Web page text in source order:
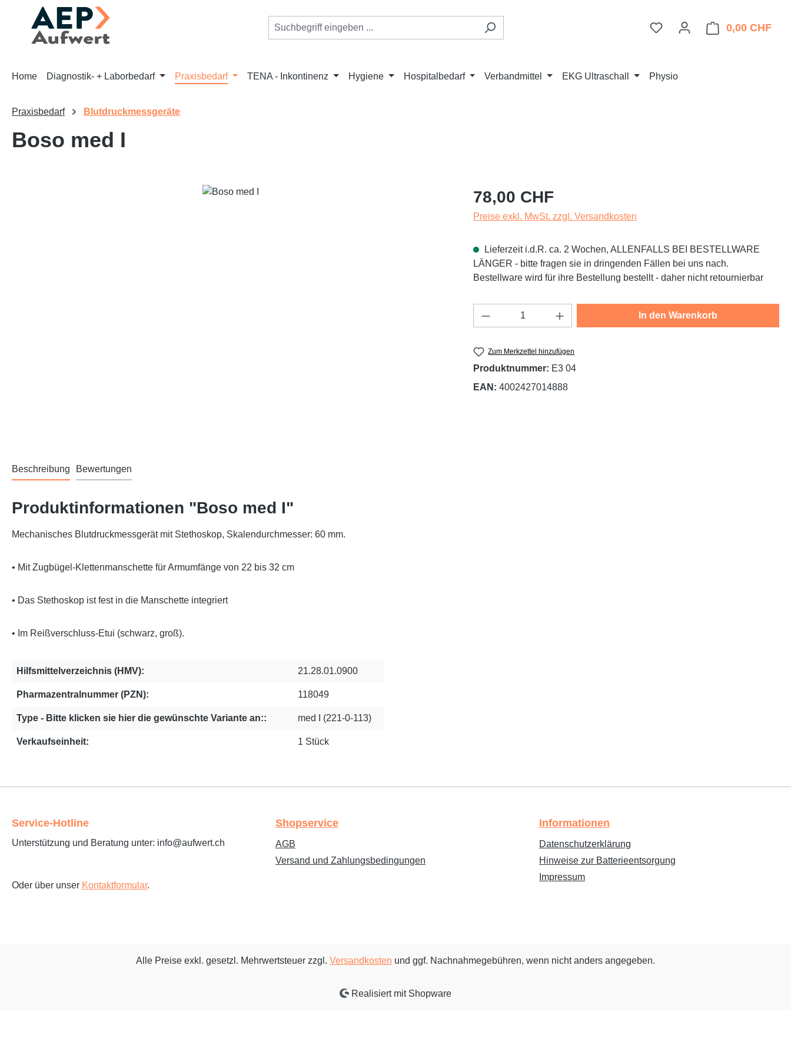
Hauptinhalt springen
Zur Suche springen
Zur Hauptnavigation springen
Du hast 0 Produkte auf dem
0,00 CHF
Home Diagnostik- + Laborbedarf Praxisbedarf TENA - Inkontinenz Hygiene Hospitalbedarf Verbandmittel EKG Ultraschall Physio
Praxisbedarf Blutdruckmessgeräte
Boso med I
Regulärer Preis:
78,00 CHF
Preise exkl. MwSt. zzgl. Versandkosten
Lieferzeit i.d.R. ca. 2 Wochen, ALLENFALLS BEI BESTELLWARE
LÄNGER - bitte fragen sie in dringenden Fällen bei uns nach.
Bestellware wird für ihre Bestellung bestellt - daher nicht retournierbar
Produkt Anzahl: Gib den gewünschten Wert ein
In den Warenkorb
Zum Merkzettel hinzufügen
Produktnummer: E3 04
EAN: 4002427014888
Beschreibung Bewertungen
Produktinformationen "Boso med I"
Mechanisches Blutdruckmessgerät mit Stethoskop, Skalendurchmesser: 60 mm.
• Mit Zugbügel-Klettenmanschette für Armumfänge von 22 bis 32 cm
• Das Stethoskop ist fest in die Manschette integriert
• Im Reißverschluss-Etui (schwarz, groß).
Hilfsmittelverzeichnis (HMV): 21.28.01.0900
Pharmazentralnummer (PZN): 118049
Type - Bitte klicken sie hier die gewünschte Variante an:: med I (221-0-113)
Verkaufseinheit: 1 Stück
Service-Hotline
Unterstützung und Beratung unter: info@aufwert.ch
Oder über unser Kontaktformular.
Shopservice
AGB
Versand und Zahlungsbedingungen
Informationen
Datenschutzerklärung
Hinweise zur Batterieentsorgung
Impressum
Alle Preise exkl. gesetzl. Mehrwertsteuer zzgl. Versandkosten und ggf. Nachnahmegebühren, wenn nicht anders angegeben.
Realisiert mit Shopware